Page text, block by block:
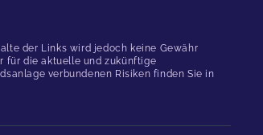
der Links wird jedoch keine Gewähr
für die aktuelle und zukünftige
verbundenen Risiken finden Sie in